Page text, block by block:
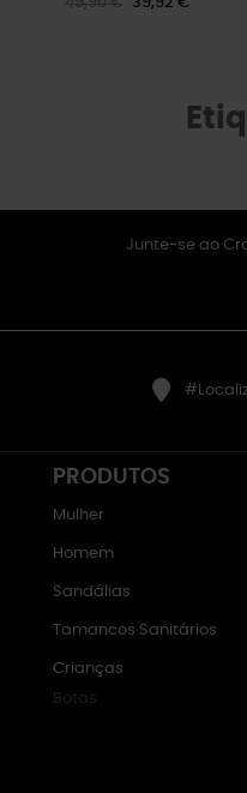
Junte-se ao
PRODUTOS
Mulher
Homem
Sandálias
Tamancos Sanitários
Crianças
Botas